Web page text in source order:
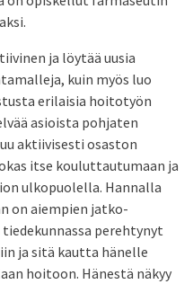
ja löytää uusia
kuin myös luo
erilaisia hoitotyön
asioista pohjaten
aktiivisesti osaston
itse kouluttautumaan ja
ulkopuolella. Hannalla
on aiempien jatko-
perehtynyt
ja sitä kautta hänelle
hoitoon. Hänestä näkyy